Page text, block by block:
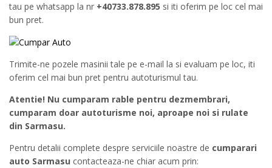
tau pe whatsapp la nr +40733.878.895 si iti oferim pe loc cel mai
bun pret.
Trimite-ne pozele masinii tale pe e-mail la si evaluam pe loc, iti
oferim cel mai bun pret pentru autoturismul tau.
Atentie! Nu cumparam rable pentru dezmembrari,
cumparam doar autoturisme noi, aproape noi si rulate
din Sarmasu.
Pentru detalii complete despre serviciile noastre de cumparari
auto Sarmasu contacteaza-ne chiar acum prin: